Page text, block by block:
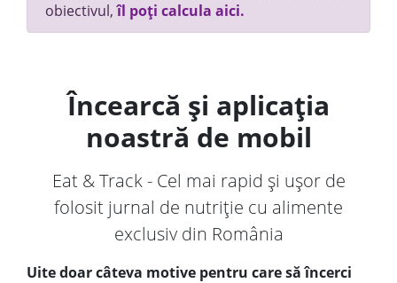
obiectivul,îl poți calcula aici.
Încearcă și aplicația
noastră de mobil
Eat & Track - Cel mai rapid și ușor de
folosit jurnal de nutriție cu alimente
exclusiv din România
Uite doar câteva motive pentru care să încerci